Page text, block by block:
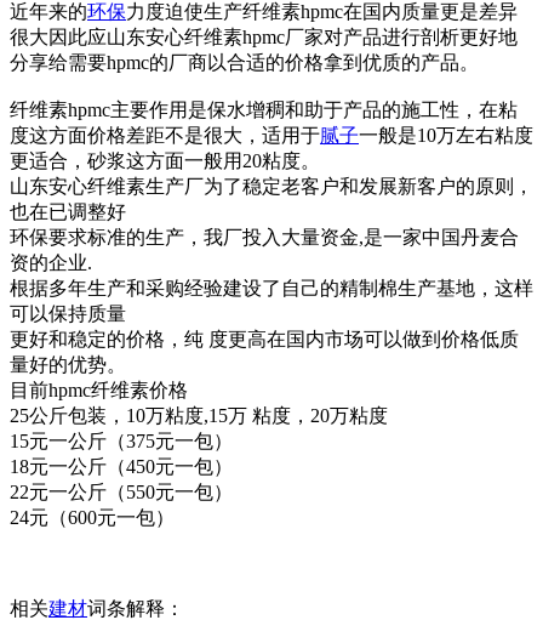
近年来的环保力度迫使生产纤维素hpmc在国内质量更是差异
很大因此应山东安心纤维素hpmc厂家对产品进行剖析更好地
分享给需要hpmc的厂商以合适的价格拿到优质的产品。
纤维素hpmc主要作用是保水增稠和助于产品的施工性，在粘
度这方面价格差距不是很大，适用于腻子一般是10万左右粘度
更适合，砂浆这方面一般用20粘度。
山东安心纤维素生产厂为了稳定老客户和发展新客户的原则，
也在已调整好
环保要求标准的生产，我厂投入大量资金,是一家中国丹麦合
资的企业.
根据多年生产和采购经验建设了自己的精制棉生产基地，这样
可以保持质量
更好和稳定的价格，纯 度更高在国内市场可以做到价格低质
量好的优势。
目前hpmc纤维素价格
25公斤包装，10万粘度,15万 粘度，20万粘度
15元一公斤（375元一包）
18元一公斤（450元一包）
22元一公斤（550元一包）
24元（600元一包）
相关建材词条解释：